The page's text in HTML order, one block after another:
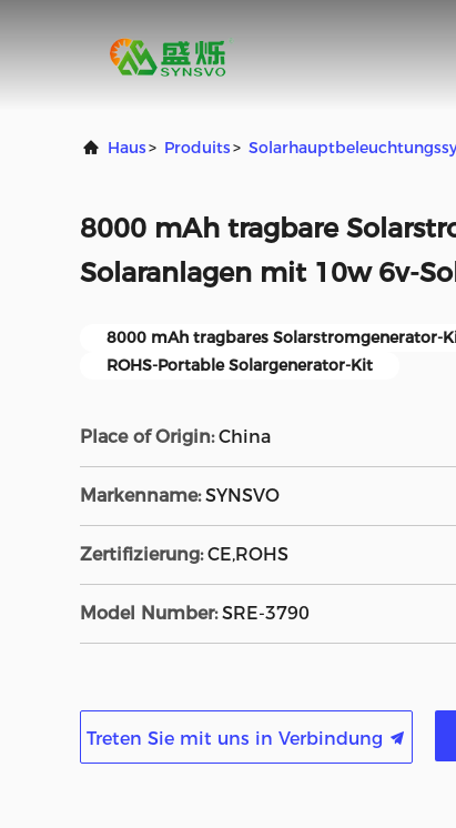
Haus> Produits>
8000 mAh tragbare
Solaranlagen mit 10w 6v-
8000 mAh tragbares Solarstromgenerator-
ROHS-Portable Solargenerator-Kit
Place of Origin: China
Markenname: SYNSVO
Zertifizierung: CE,ROHS
Model Number: SRE-3790
Treten Sie mit uns in Verbindung